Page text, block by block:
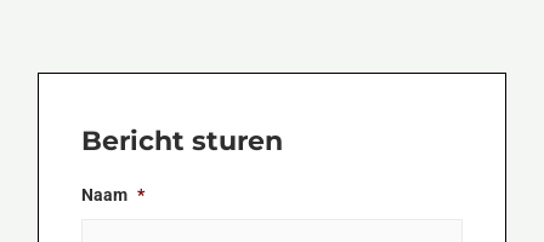
Bericht sturen
Naam *